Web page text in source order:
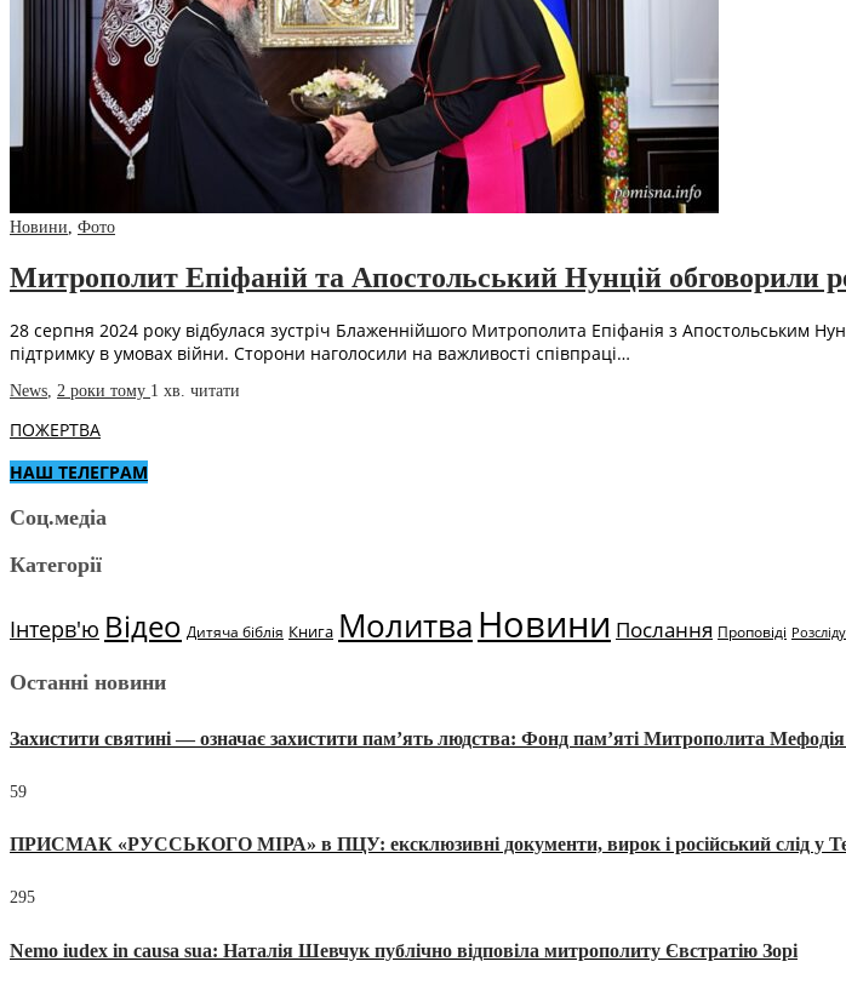
Новини, Фото
Митрополит Епіфаній та Апостольський Нунцій обговорили
28 серпня 2024 року відбулася зустріч Блаженнійшого Митрополита Епіфанія з Апостольським
підтримку в умовах війни. Сторони наголосили на важливості співпраці…
News, 2 роки тому 1 хв. читати
ПОЖЕРТВА
НАШ ТЕЛЕГРАМ
Соц.медіа
Категорії
Інтерв'ю Відео Дитяча біблія Книга МолитваНовини Послання Проповіді
Останні новини
Захистити святині — означає захистити пам’ять людства: Фонд пам’яті Митрополита
59
ПРИСМАК «РУССЬКОГО МІРА» в ПЦУ: ексклюзивні документи, вирок і російський слід у
295
Nemo iudex in causa sua: Наталія Шевчук публічно відповіла митрополиту Євстратію Зорі